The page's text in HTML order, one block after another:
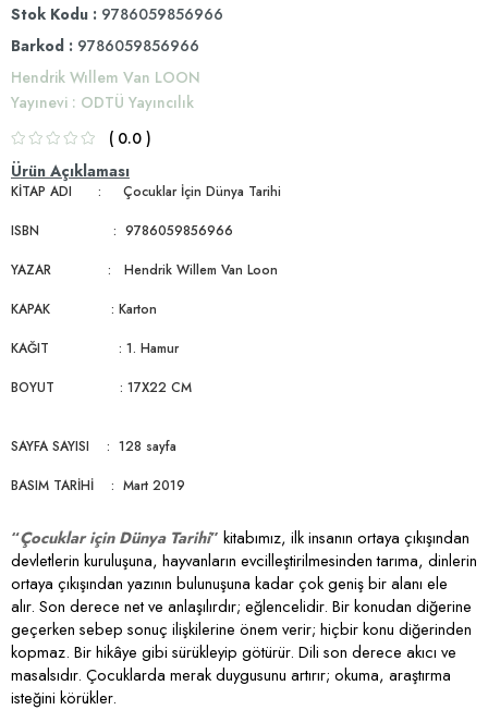
Stok Kodu
9786059856966
Barkod : 9786059856966
Hendrik Wıllem Van LOON
Yayınevi : ODTÜ Yayıncılık
0.0
Ürün Açıklaması
KİTAP ADI : Çocuklar İçin Dünya Tarihi
ISBN : 9786059856966
YAZAR : Hendrik Willem Van Loon
KAPAK : Karton
KAĞIT : 1. Hamur
BOYUT : 17X22 CM
SAYFA SAYISI : 128 sayfa
BASIM TARİHİ : Mart 2019
“Çocuklar için Dünya Tarihi” kitabımız, ilk insanın ortaya çıkışından
devletlerin kuruluşuna, hayvanların evcilleştirilmesinden tarıma, dinlerin
ortaya çıkışından yazının bulunuşuna kadar çok geniş bir alanı ele
alır. Son derece net ve anlaşılırdır; eğlencelidir. Bir konudan diğerine
geçerken sebep sonuç ilişkilerine önem verir; hiçbir konu diğerinden
kopmaz. Bir hikâye gibi sürükleyip götürür. Dili son derece akıcı ve
masalsıdır. Çocuklarda merak duygusunu artırır; okuma, araştırma
isteğini körükler.